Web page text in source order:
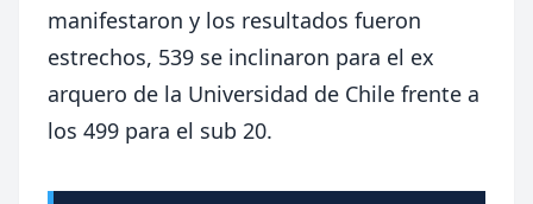
manifestaron y los resultados fueron
estrechos, 539 se inclinaron para el ex
arquero de la Universidad de Chile frente a
los 499 para el sub 20.